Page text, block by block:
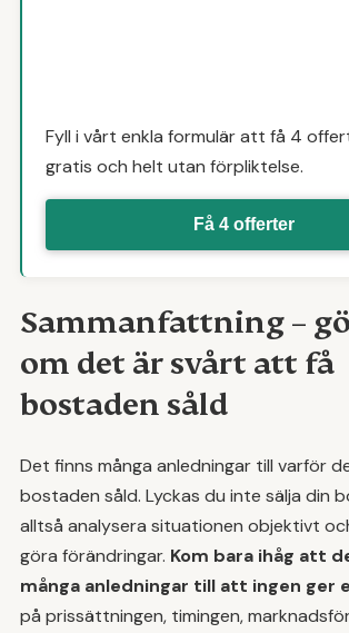
Fyll i vårt enkla formulär att få 4
gratis och helt utan förpliktelse.
Få 4 offerter
Sammanfattning –
om det är svårt att få
bostaden såld
Det finns många anledningar till varför
bostaden såld. Lyckas du inte sälja din
alltså analysera situationen objektivt
göra förändringar. Kom bara ihåg att
många anledningar till att ingen ger
på prissättningen, timingen,